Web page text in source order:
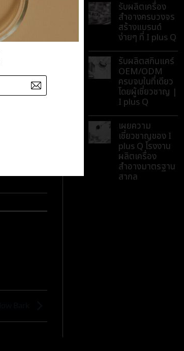
รับผลิตเครื่อง
สำอางครบวงจร
สร้างแบรนด์
ง่ายๆ ที่ I plus Q
รับผลิตสกินแคร์
OEM/ODM
ครบจบในที่เดียว
โดยผู้เชี่ยวชาญ |
I plus Q
เผยความ
เชี่ยวชาญของ I
plus Q โรงงาน
ผลิตเครื่อง
สำอางมาตรฐาน
สากล